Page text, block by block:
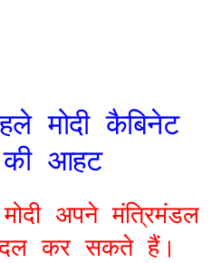
मोदी कैबिनेट
आहट
अपने मंत्रिमंडल
कर सकते हैं।